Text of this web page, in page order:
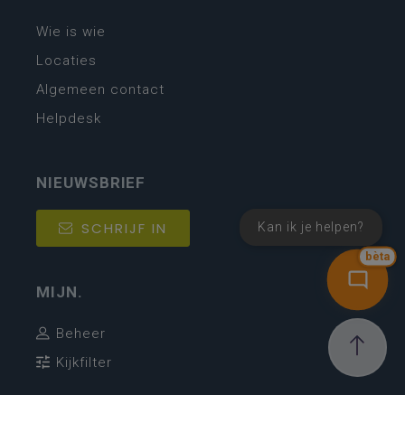
bèta
Kan ik je helpen?
Wie is wie
Locaties
Algemeen contact
Helpdesk
NIEUWSBRIEF
SCHRIJF IN
MIJN.
Beheer
Kijkfilter